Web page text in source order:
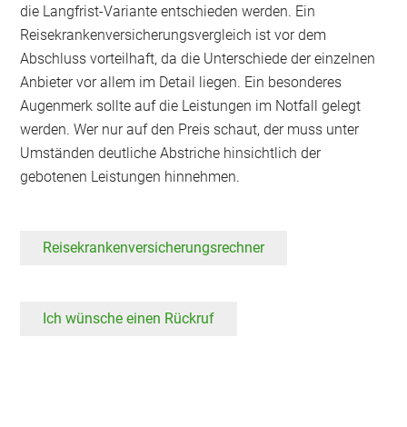
die Langfrist-Variante entschieden werden. Ein
Reisekrankenversicherungsvergleich ist vor dem
Abschluss vorteilhaft, da die Unterschiede der einzelnen
Anbieter vor allem im Detail liegen. Ein besonderes
Augenmerk sollte auf die Leistungen im Notfall gelegt
werden. Wer nur auf den Preis schaut, der muss unter
Umständen deutliche Abstriche hinsichtlich der
gebotenen Leistungen hinnehmen.
Reisekrankenversicherungsrechner
Ich wünsche einen Rückruf